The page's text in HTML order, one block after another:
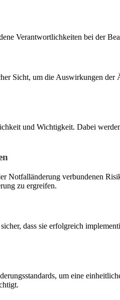
Verantwortlichkeiten bei der
Sicht, um die Auswirkungen
und Wichtigkeit. Dabei
verbundenen
zu ergreifen.
dass sie erfolgreich
um eine